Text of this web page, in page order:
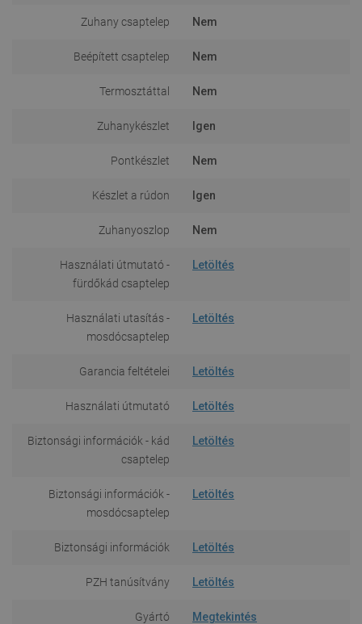
Zuhany csaptelep Nem
Beépített csaptelep Nem
Termosztáttal Nem
Zuhanykészlet Igen
Pontkészlet Nem
Készlet a rúdon Igen
Zuhanyoszlop Nem
Használati útmutató -
fürdőkád csaptelep
Letöltés
Használati utasítás -
mosdócsaptelep
Letöltés
Garancia feltételei Letöltés
Használati útmutató Letöltés
Biztonsági információk - kád
csaptelep
Letöltés
Biztonsági információk -
mosdócsaptelep
Letöltés
Biztonsági információk Letöltés
PZH tanúsítvány Letöltés
Gyártó Megtekintés